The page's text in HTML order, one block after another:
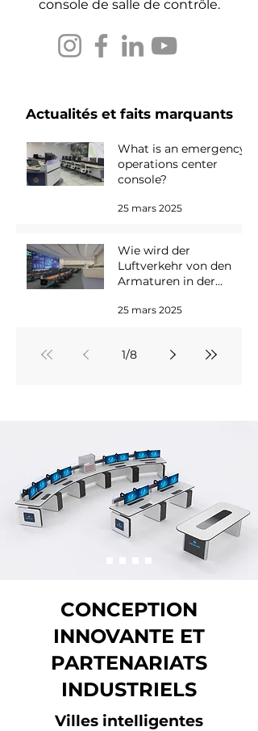
console de salle de contrôle.
Actualités et faits marquants
What is an emergency
operations center
console?
25 mars 2025
Wie wird der
Luftverkehr von den
Armaturen in der
gesteuert?
25 mars 2025
1/8
CONCEPTION
INNOVANTE ET
PARTENARIATS
INDUSTRIELS
Villes intelligentes